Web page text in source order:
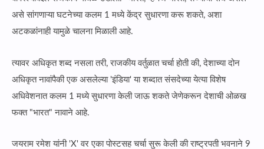
असे सांगणाऱ्या घटनेच्या कलम 1 मध्ये केंद्र सुधारणा करू शकते, अशा
अटकळांनाही यामुळे चालना मिळाली आहे.
त्यावर अधिकृत शब्द नसला तरी, राजकीय वर्तुळात चर्चा होती की, देशाच्या दोन
अधिकृत नावांपैकी एक असलेल्या 'इंडिया' या शब्दात संसदेच्या येत्या विशेष
अधिवेशनात कलम 1 मध्ये सुधारणा केली जाऊ शकते जेणेकरून देशाची ओळख
फक्त "भारत" नावाने आहे.
जयराम रमेश यांनी 'X' वर एका पोस्टसह चर्चा सुरू केली की राष्ट्रपती भवनाने 9